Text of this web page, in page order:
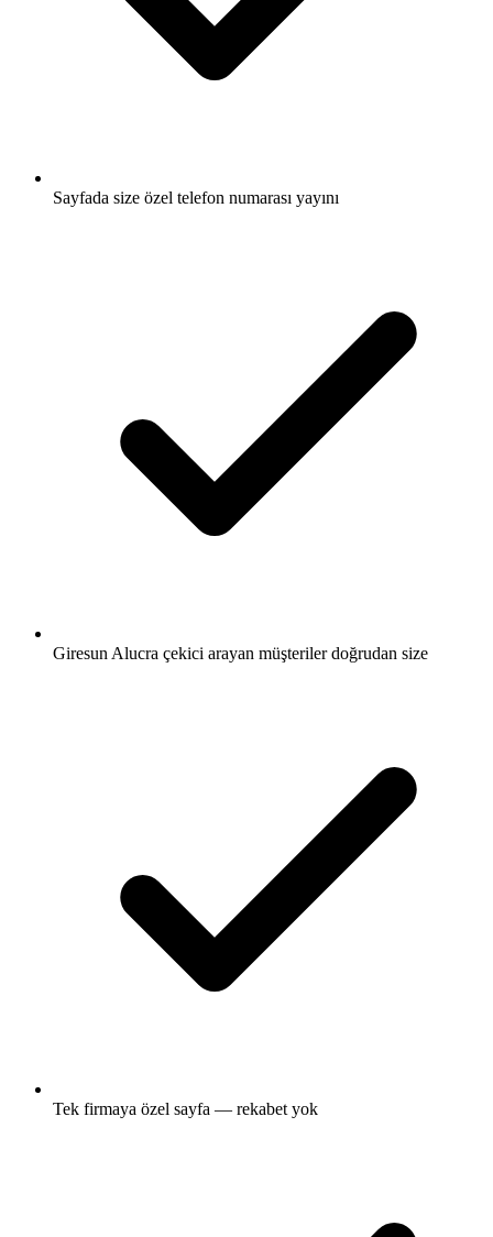
Sayfada size özel telefon numarası yayını
Giresun Alucra çekici arayan müşteriler doğrudan size
Tek firmaya özel sayfa — rekabet yok